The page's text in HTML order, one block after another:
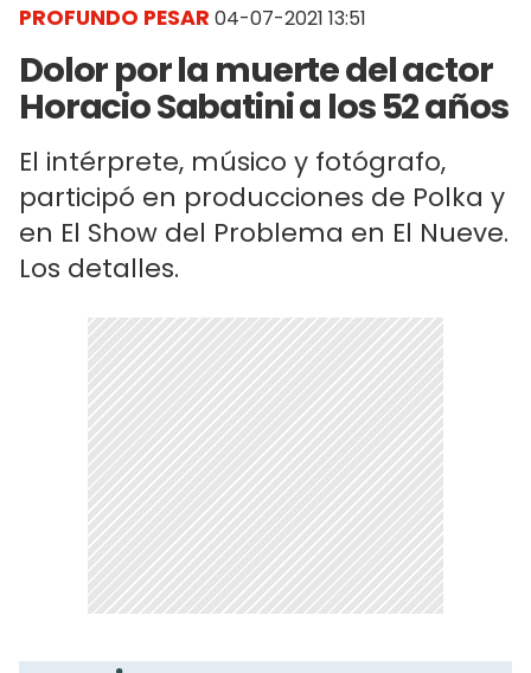
PROFUNDO PESAR 04-07-2021 13:51
Dolor por la muerte del actor
Horacio Sabatini a los 52 años
El intérprete, músico y fotógrafo,
participó en producciones de Polka y
en El Show del Problema en El Nueve.
Los detalles.